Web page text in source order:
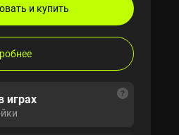
и купить
играх